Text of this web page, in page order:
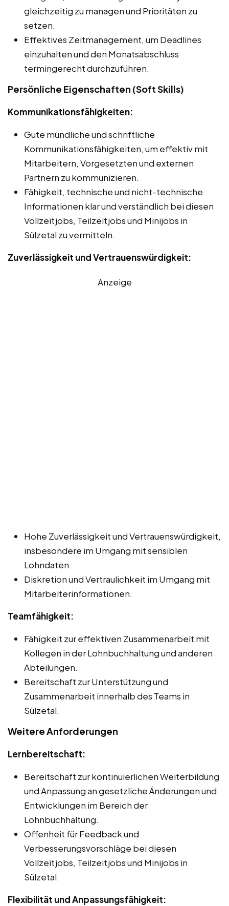
gleichzeitig zu managen und Prioritäten zu
setzen.
Effektives Zeitmanagement, um Deadlines
einzuhalten und den Monatsabschluss
termingerecht durchzuführen.
Persönliche Eigenschaften (Soft Skills)
Kommunikationsfähigkeiten:
Gute mündliche und schriftliche
Kommunikationsfähigkeiten, um effektiv mit
Mitarbeitern, Vorgesetzten und externen
Partnern zu kommunizieren.
Fähigkeit, technische und nicht-technische
Informationen klar und verständlich bei diesen
Vollzeitjobs, Teilzeitjobs und Minijobs in
Sülzetal zu vermitteln.
Zuverlässigkeit und Vertrauenswürdigkeit:
Anzeige
Hohe Zuverlässigkeit und Vertrauenswürdigkeit,
insbesondere im Umgang mit sensiblen
Lohndaten.
Diskretion und Vertraulichkeit im Umgang mit
Mitarbeiterinformationen.
Teamfähigkeit:
Fähigkeit zur effektiven Zusammenarbeit mit
Kollegen in der Lohnbuchhaltung und anderen
Abteilungen.
Bereitschaft zur Unterstützung und
Zusammenarbeit innerhalb des Teams in
Sülzetal.
Weitere Anforderungen
Lernbereitschaft:
Bereitschaft zur kontinuierlichen Weiterbildung
und Anpassung an gesetzliche Änderungen und
Entwicklungen im Bereich der
Lohnbuchhaltung.
Offenheit für Feedback und
Verbesserungsvorschläge bei diesen
Vollzeitjobs, Teilzeitjobs und Minijobs in
Sülzetal.
Flexibilität und Anpassungsfähigkeit: